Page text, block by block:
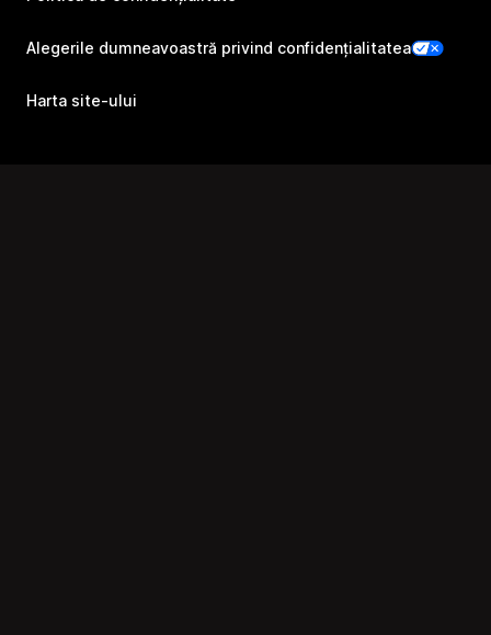
Alegerile dumneavoastră privind confidențialitatea
Harta site-ului